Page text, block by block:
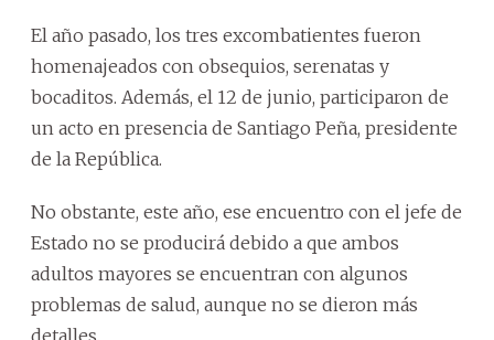
El año pasado, los tres excombatientes fueron
homenajeados con obsequios, serenatas y
bocaditos. Además, el 12 de junio, participaron de
un acto en presencia de Santiago Peña, presidente
de la República.
No obstante, este año, ese encuentro con el jefe de
Estado no se producirá debido a que ambos
adultos mayores se encuentran con algunos
problemas de salud, aunque no se dieron más
detalles.